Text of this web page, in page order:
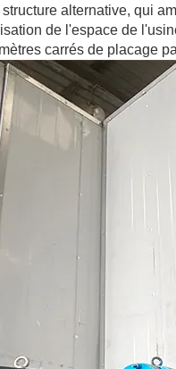
structure alternative, qui
de l'espace de
carrés de placage